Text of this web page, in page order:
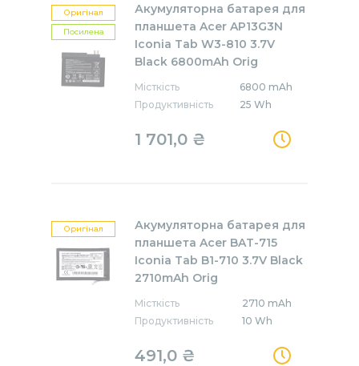
Оригінал
Посилена
Акумуляторна батарея для
планшета Acer AP13G3N
Iconia Tab W3-810 3.7V
Black 6800mAh Orig
Місткість
6800 mAh
Продуктивність
25 Wh
1 701,0 ₴
Оригінал
Акумуляторна батарея для
планшета Acer BAT-715
Iconia Tab B1-710 3.7V Black
2710mAh Orig
Місткість
2710 mAh
Продуктивність
10 Wh
491,0 ₴